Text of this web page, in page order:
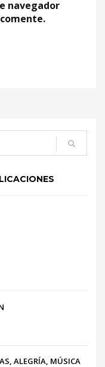
navegador
ALEGRÍA, MÚSICA